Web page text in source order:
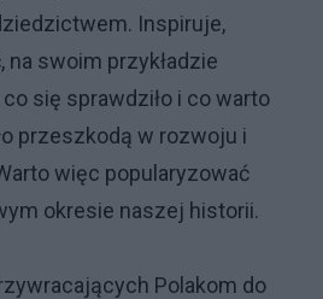
Inspiruje,
swoim przykładzie
się sprawdziło i co warto
przeszkodą w rozwoju i
więc popularyzować
okresie naszej historii.
Polakom do